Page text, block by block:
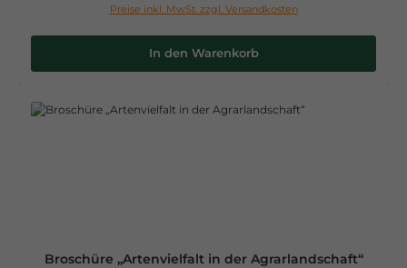
Preise inkl. MwSt. zzgl. Versandkosten
In den Warenkorb
Broschüre „Artenvielfalt in der Agrarlandschaft“